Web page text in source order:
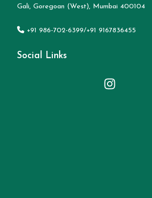
Gali, Goregoan (West), Mumbai 400104
+91 986-702-6399/+91 9167836455
Social Links